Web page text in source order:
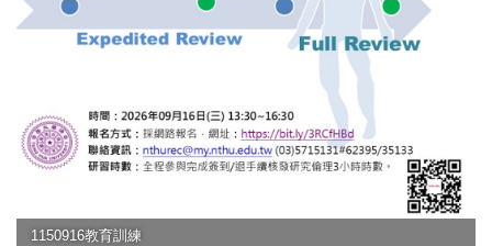
1150916教育訓練